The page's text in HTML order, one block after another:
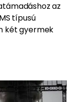
az
típusú
két gyermek